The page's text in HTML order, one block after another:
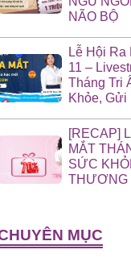
NÃO BỘ
Lễ Hội Ra
11 –
Tháng Tri
Khỏe, Gửi
[RECAP]
MẮT
SỨC
THƯƠNG
MỤC